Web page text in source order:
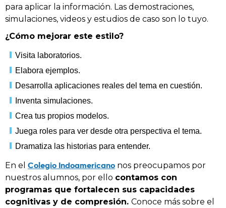
para aplicar la información. Las demostraciones,
simulaciones, videos y estudios de caso son lo tuyo.
¿Cómo mejorar este estilo?
Visita laboratorios.
Elabora ejemplos.
Desarrolla aplicaciones reales del tema en cuestión.
Inventa simulaciones.
Crea tus propios modelos.
Juega roles para ver desde otra perspectiva el tema.
Dramatiza las historias para entender.
En el Colegio Indoamericano nos preocupamos por
nuestros alumnos, por ello contamos con
programas que fortalecen sus capacidades
cognitivas y de compresión. Conoce más sobre el